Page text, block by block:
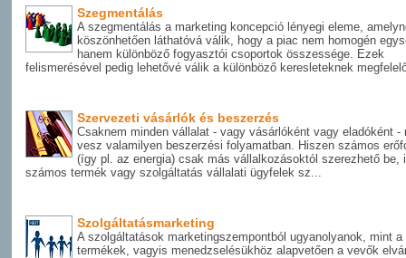
Szegmentálás
A szegmentálás a marketing koncepció lényegi eleme,
köszönhetően láthatóvá válik, hogy a piac nem homogén
hanem különböző fogyasztói csoportok összessége. Ezek
felismerésével pedig lehetővé válik a különböző keresleteknek
Szervezeti vásárlók és beszerzés
Csaknem minden vállalat - vagy vásárlóként vagy eladóként -
vesz valamilyen beszerzési folyamatban. Hiszen számos
(így pl. az energia) csak más vállalkozásoktól szerezhető be,
számos termék vagy szolgáltatás vállalati ügyfelek sz...
Szolgáltatásmarketing
A szolgáltatások marketingszempontból ugyanolyanok, mint a
termékek, vagyis menedzselésükhöz alapvetően a vevők